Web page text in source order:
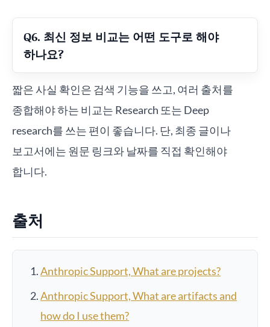
Q6. 최신 정보 비교는 어떤 도구로 해야
하나요?
짧은 사실 확인은 검색 기능을 쓰고, 여러 출처를
종합해야 하는 비교는 Research 또는 Deep
research를 쓰는 편이 좋습니다. 단, 최종 글이나
보고서에는 원문 링크와 날짜를 직접 확인해야
합니다.
출처
Anthropic Support, What are projects?
Anthropic Support, What are artifacts and
how do I use them?